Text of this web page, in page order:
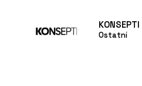
KONSEPTI
Ostatní